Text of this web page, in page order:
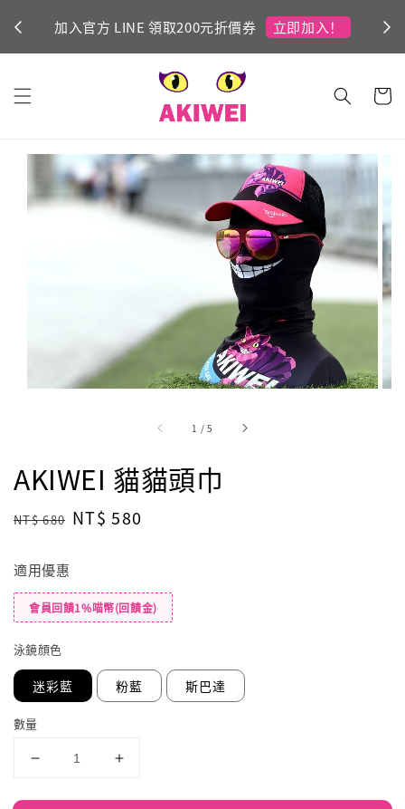
加入官方 LINE 領取200元折價券 立即加入！
1 /5
AKIWEI 貓貓頭巾
Regular
NT$ 680 Sale
NT$ 580
適用優惠
會員回饋1%喵幣(回饋金)
泳鏡顔色
迷彩藍 粉藍 斯巴達
數量